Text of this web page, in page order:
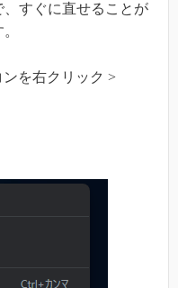
すぐに直せることが
ンを右クリック >